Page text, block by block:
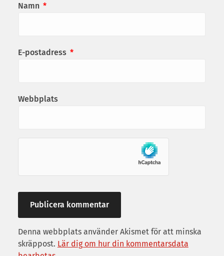
Namn *
E-postadress *
Webbplats
Denna webbplats använder Akismet för att minska
skräppost. Lär dig om hur din kommentarsdata